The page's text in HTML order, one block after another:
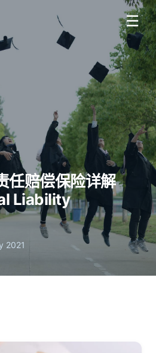
☰
任赔偿保险详解
Liability
2021